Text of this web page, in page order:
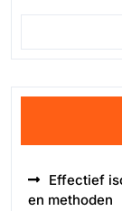
Effectief
en methoden